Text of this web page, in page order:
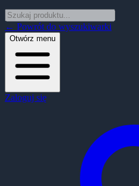
← Powrót do wyszukiwarki
Otwórz menu
Zaloguj się